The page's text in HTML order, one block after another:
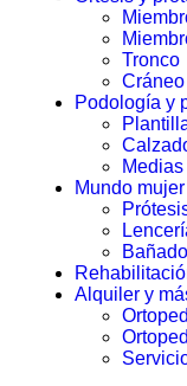
Tronco
Cráneo
Podología y
Mundo mujer
Alquiler y